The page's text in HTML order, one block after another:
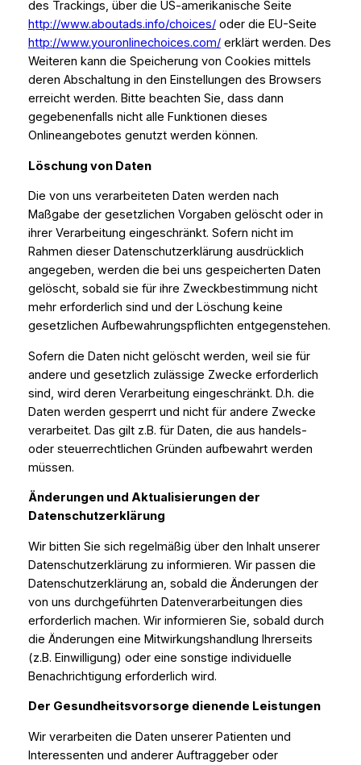
des Trackings, über die US-amerikanische Seite
http://www.aboutads.info/choices/oder die EU-Seite
http://www.youronlinechoices.com/erklärt werden. Des
Weiteren kann die Speicherung von Cookies mittels
deren Abschaltung in den Einstellungen des Browsers
erreicht werden. Bitte beachten Sie, dass dann
gegebenenfalls nicht alle Funktionen dieses
Onlineangebotes genutzt werden können.
Löschung von Daten
Die von uns verarbeiteten Daten werden nach
Maßgabe der gesetzlichen Vorgaben gelöscht oder in
ihrer Verarbeitung eingeschränkt. Sofern nicht im
Rahmen dieser Datenschutzerklärung ausdrücklich
angegeben, werden die bei uns gespeicherten Daten
gelöscht, sobald sie für ihre Zweckbestimmung nicht
mehr erforderlich sind und der Löschung keine
gesetzlichen Aufbewahrungspflichten entgegenstehen.
Sofern die Daten nicht gelöscht werden, weil sie für
andere und gesetzlich zulässige Zwecke erforderlich
sind, wird deren Verarbeitung eingeschränkt. D.h. die
Daten werden gesperrt und nicht für andere Zwecke
verarbeitet. Das gilt z.B. für Daten, die aus handels-
oder steuerrechtlichen Gründen aufbewahrt werden
müssen.
Änderungen und Aktualisierungen der
Datenschutzerklärung
Wir bitten Sie sich regelmäßig über den Inhalt unserer
Datenschutzerklärung zu informieren. Wir passen die
Datenschutzerklärung an, sobald die Änderungen der
von uns durchgeführten Datenverarbeitungen dies
erforderlich machen. Wir informieren Sie, sobald durch
die Änderungen eine Mitwirkungshandlung Ihrerseits
(z.B. Einwilligung) oder eine sonstige individuelle
Benachrichtigung erforderlich wird.
Der Gesundheitsvorsorge dienende Leistungen
Wir verarbeiten die Daten unserer Patienten und
Interessenten und anderer Auftraggeber oder